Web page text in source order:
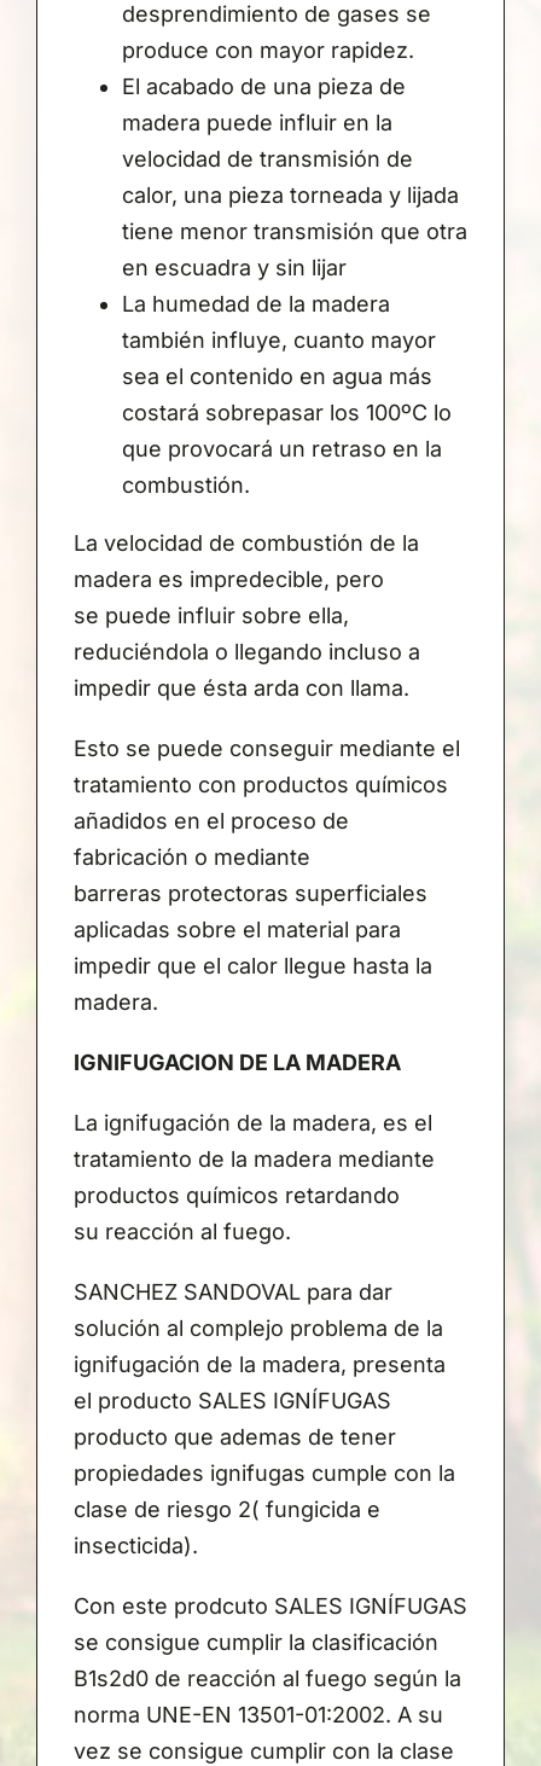
desprendimiento de gases se
produce con mayor rapidez.
El acabado de una pieza de
madera puede influir en la
velocidad de transmisión de
calor, una pieza torneada y lijada
tiene menor transmisión que otra
en escuadra y sin lijar
La humedad de la madera
también influye, cuanto mayor
sea el contenido en agua más
costará sobrepasar los 100ºC lo
que provocará un retraso en la
combustión.
La velocidad de combustión de la
madera es impredecible, pero
se puede influir sobre ella,
reduciéndola o llegando incluso a
impedir que ésta arda con llama.
Esto se puede conseguir mediante el
tratamiento con productos químicos
añadidos en el proceso de
fabricación o mediante
barreras protectoras superficiales
aplicadas sobre el material para
impedir que el calor llegue hasta la
madera.
IGNIFUGACION DE LA MADERA
La ignifugación de la madera, es el
tratamiento de la madera mediante
productos químicos retardando
su reacción al fuego.
SANCHEZ SANDOVAL para dar
solución al complejo problema de la
ignifugación de la madera, presenta
el producto SALES IGNÍFUGAS
producto que ademas de tener
propiedades ignifugas cumple con la
clase de riesgo 2( fungicida e
insecticida).
Con este prodcuto SALES IGNÍFUGAS
se consigue cumplir la clasificación
B1s2d0 de reacción al fuego según la
norma UNE-EN 13501-01:2002. A su
vez se consigue cumplir con la clase